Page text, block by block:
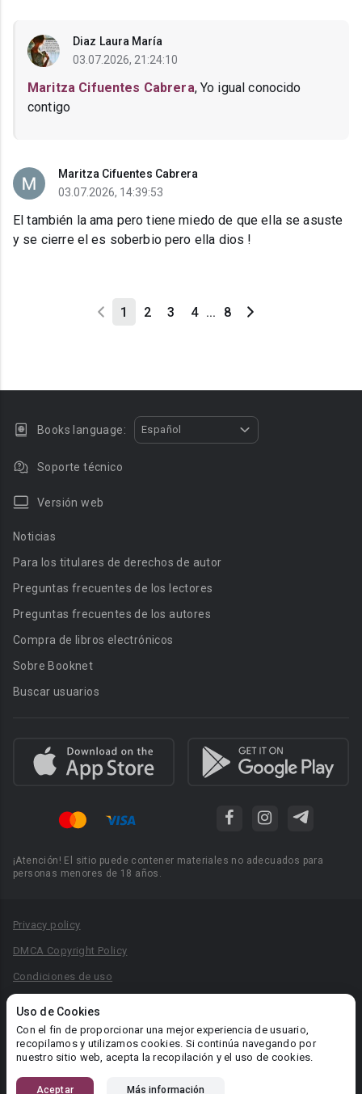
Diaz Laura María
03.07.2026, 21:24:10
Maritza Cifuentes Cabrera, Yo igual conocido
contigo
Maritza Cifuentes Cabrera
03.07.2026, 14:39:53
El también la ama pero tiene miedo de que ella se asuste
y se cierre el es soberbio pero ella dios !
1 2 3 4 ... 8
Uso de Cookies
Con el fin de proporcionar una mejor experiencia de usuario,
recopilamos y utilizamos cookies. Si continúa navegando por
nuestro sitio web, acepta la recopilación y el uso de cookies.
Aceptar Más información
Books language: Español
Soporte técnico
Versión web
Noticias
Para los titulares de derechos de autor
Preguntas frecuentes de los lectores
Preguntas frecuentes de los autores
Compra de libros electrónicos
Sobre Booknet
Buscar usuarios
¡Atención! El sitio puede contener materiales no adecuados para
personas menores de 18 años.
Privacy policy
DMCA Copyright Policy
Condiciones de uso
Reglas para la publicación de libros
Área RR.PP.: pr@booknet.com